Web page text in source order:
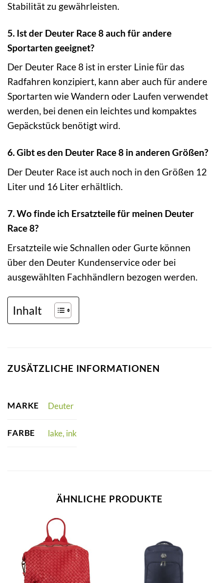
Stabilität zu gewährleisten.
5. Ist der Deuter Race 8 auch für andere
Sportarten geeignet?
Der Deuter Race 8 ist in erster Linie für das
Radfahren konzipiert, kann aber auch für andere
Sportarten wie Wandern oder Laufen verwendet
werden, bei denen ein leichtes und kompaktes
Gepäckstück benötigt wird.
6. Gibt es den Deuter Race 8 in anderen Größen?
Der Deuter Race ist auch noch in den Größen 12
Liter und 16 Liter erhältlich.
7. Wo finde ich Ersatzteile für meinen Deuter
Race 8?
Ersatzteile wie Schnallen oder Gurte können
über den Deuter Kundenservice oder bei
ausgewählten Fachhändlern bezogen werden.
Inhalt
ZUSÄTZLICHE INFORMATIONEN
MARKE Deuter
FARBE lake, ink
ÄHNLICHE PRODUKTE